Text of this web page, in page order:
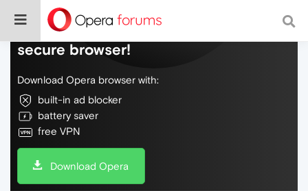
Do more on the web, with a fast and
secure browser!
Download Opera browser with:
built-in ad blocker
battery saver
free VPN
Download Opera